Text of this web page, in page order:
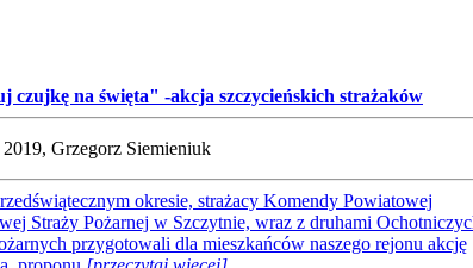
czujkę na święta" -akcja szczycieńskich strażaków
Grzegorz Siemieniuk
okresie, strażacy Komendy Powiatowej
Straży Pożarnej w Szczytnie, wraz z druhami
przygotowali dla mieszkańców naszego rejonu akcję